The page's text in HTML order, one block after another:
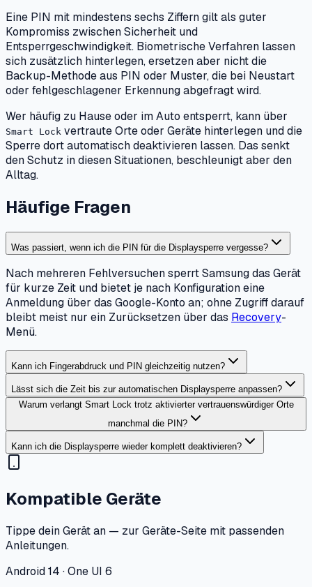
Eine PIN mit mindestens sechs Ziffern gilt als guter
Kompromiss zwischen Sicherheit und
Entsperrgeschwindigkeit. Biometrische Verfahren lassen
sich zusätzlich hinterlegen, ersetzen aber nicht die
Backup-Methode aus PIN oder Muster, die bei Neustart
oder fehlgeschlagener Erkennung abgefragt wird.
Wer häufig zu Hause oder im Auto entsperrt, kann über
Smart Lock vertraute Orte oder Geräte hinterlegen und die
Sperre dort automatisch deaktivieren lassen. Das senkt
den Schutz in diesen Situationen, beschleunigt aber den
Alltag.
Häufige Fragen
Was passiert, wenn ich die PIN für die Displaysperre vergesse?
Nach mehreren Fehlversuchen sperrt Samsung das Gerät
für kurze Zeit und bietet je nach Konfiguration eine
Anmeldung über das Google-Konto an; ohne Zugriff darauf
bleibt meist nur ein Zurücksetzen über das Recovery-
Menü.
Kann ich Fingerabdruck und PIN gleichzeitig nutzen?
Lässt sich die Zeit bis zur automatischen Displaysperre anpassen?
Warum verlangt Smart Lock trotz aktivierter vertrauenswürdiger Orte
manchmal die PIN?
Kann ich die Displaysperre wieder komplett deaktivieren?
Kompatible Geräte
Tippe dein Gerät an — zur Geräte-Seite mit passenden
Anleitungen.
Android 14 · One UI 6